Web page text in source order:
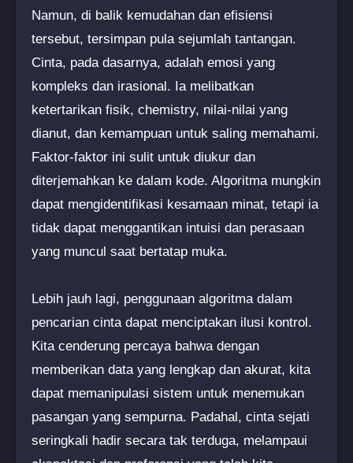
Namun, di balik kemudahan dan efisiensi
tersebut, tersimpan pula sejumlah tantangan.
Cinta, pada dasarnya, adalah emosi yang
kompleks dan irasional. Ia melibatkan
ketertarikan fisik, chemistry, nilai-nilai yang
dianut, dan kemampuan untuk saling memahami.
Faktor-faktor ini sulit untuk diukur dan
diterjemahkan ke dalam kode. Algoritma mungkin
dapat mengidentifikasi kesamaan minat, tetapi ia
tidak dapat menggantikan intuisi dan perasaan
yang muncul saat bertatap muka.
Lebih jauh lagi, penggunaan algoritma dalam
pencarian cinta dapat menciptakan ilusi kontrol.
Kita cenderung percaya bahwa dengan
memberikan data yang lengkap dan akurat, kita
dapat memanipulasi sistem untuk menemukan
pasangan yang sempurna. Padahal, cinta sejati
seringkali hadir secara tak terduga, melampaui